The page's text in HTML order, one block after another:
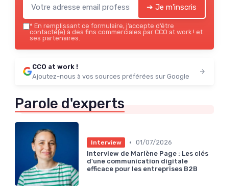
➔ Je m'inscris
* En remplissant ce formulaire, j’accepte d’être
contacté(e) à des fins commerciales par CCO at work ! et
ses partenaires.
CCO at work !
Ajoutez-nous à vos sources préférées sur Google
Parole d'experts
Interview • 01/07/2026
Interview de Marlène Page : Les clés
d'une communication digitale
efficace pour les entreprises B2B